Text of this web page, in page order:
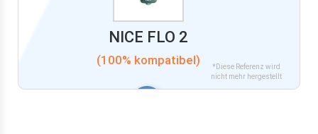
NICE FLO 2
(100% kompatibel)
*Diese Referenz wird
nicht mehr hergestellt